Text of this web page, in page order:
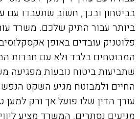
בביטחון ובכך, חשוב שתעבדו עם
ביותר עבור התיק שלכם. משרד
פלוטניק עובדים באופן
המבוטחים בלבד ולא עם חברות
שתביעות ביטוח נובעות מפגיעה
החיים ולמבוטח מגיע השקט
עורך הדין שלו פועל אך ורק למען
מניעים נסתרים. המשרד מציע